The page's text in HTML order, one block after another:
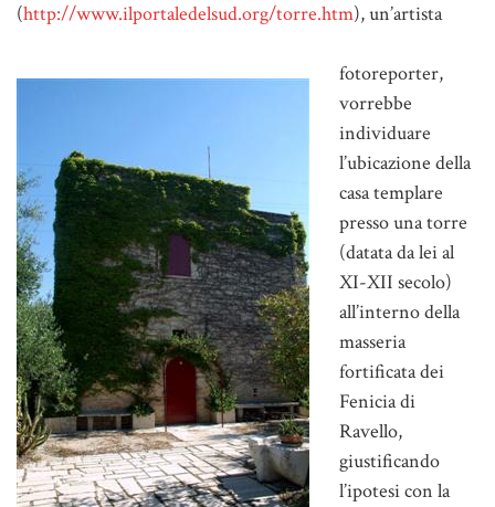
(http://www.ilportaledelsud.org/torre.htm), un’artista
fotoreporter,
vorrebbe
individuare
l’ubicazione della
casa templare
presso una torre
(datata da lei al
XI-XII secolo)
all’interno della
masseria
fortificata dei
Fenicia di
Ravello,
giustificando
l’ipotesi con la